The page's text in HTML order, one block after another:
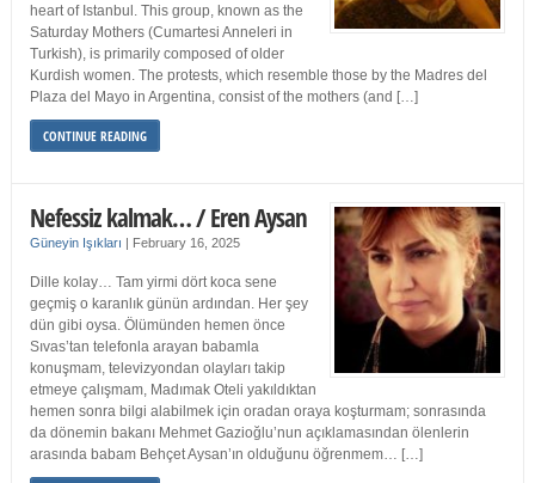
heart of Istanbul. This group, known as the
Saturday Mothers (Cumartesi Anneleri in
Turkish), is primarily composed of older
Kurdish women. The protests, which resemble those by the Madres del
Plaza del Mayo in Argentina, consist of the mothers (and […]
CONTINUE READING
Nefessiz kalmak… / Eren Aysan
Güneyin Işıkları | February 16, 2025
Dille kolay… Tam yirmi dört koca sene
geçmiş o karanlık günün ardından. Her şey
dün gibi oysa. Ölümünden hemen önce
Sıvas’tan telefonla arayan babamla
konuşmam, televizyondan olayları takip
etmeye çalışmam, Madımak Oteli yakıldıktan
hemen sonra bilgi alabilmek için oradan oraya koşturmam; sonrasında
da dönemin bakanı Mehmet Gazioğlu’nun açıklamasından ölenlerin
arasında babam Behçet Aysan’ın olduğunu öğrenmem… […]